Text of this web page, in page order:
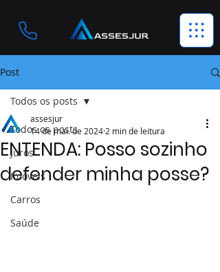
Post
Todos os posts
Juros
Imóveis
Carros
Saúde
Todos os posts
ENTENDA: Posso sozinho
defender minha posse?
assesjur
14 de mai. de 2024 2 min de leitura